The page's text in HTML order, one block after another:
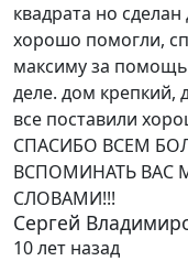
квадрата но
хорошо помогли,
максиму за
деле. дом крепкий,
все поставили
СПАСИБО ВСЕМ
ВСПОМИНАТЬ
СЛОВАМИ!!!
Сергей
10 лет назад